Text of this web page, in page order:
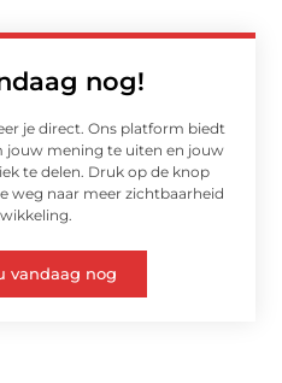
nog!
je direct. Ons platform biedt
jouw mening te uiten en jouw
te delen. Druk op de knop
weg naar meer zichtbaarheid
vandaag nog